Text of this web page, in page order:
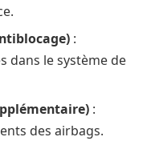
:
dans le système de
:
des airbags.